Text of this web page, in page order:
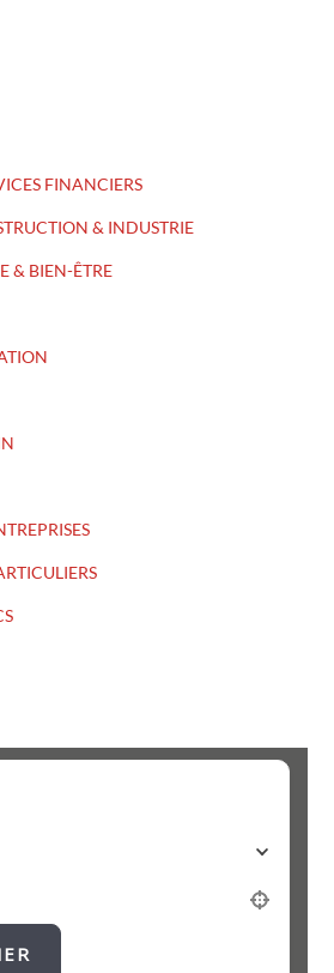
FINANCIERS
& INDUSTRIE
& BIEN-ÊTRE​